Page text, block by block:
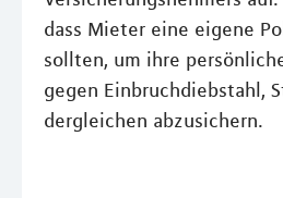
dass Mieter eine eigene
sollten, um ihre
gegen Einbruchdiebstahl,
dergleichen abzusichern.